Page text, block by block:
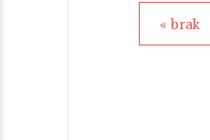
« brak